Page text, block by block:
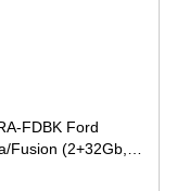
FDBK Ford
Fusion (2+32Gb,